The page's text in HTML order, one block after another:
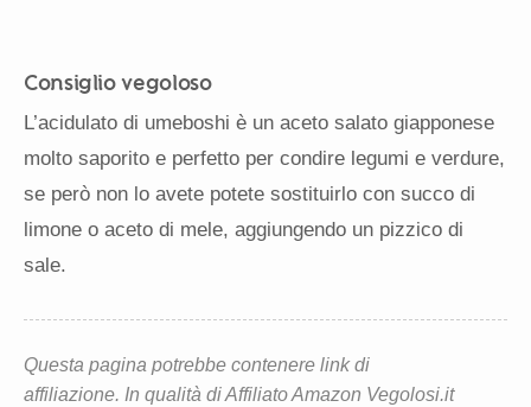
Consiglio vegoloso
L’acidulato di umeboshi è un aceto salato giapponese
molto saporito e perfetto per condire legumi e verdure,
se però non lo avete potete sostituirlo con succo di
limone o aceto di mele, aggiungendo un pizzico di
sale.
Questa pagina potrebbe contenere link di
affiliazione. In qualità di Affiliato Amazon Vegolosi.it